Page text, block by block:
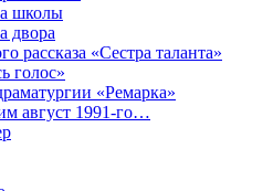
школы
двора
рассказа «Сестра таланта»
голос»
«Ремарка»
август 1991-го…